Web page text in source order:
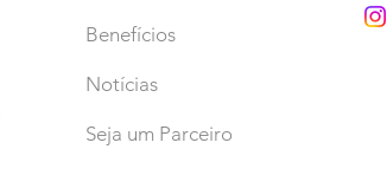
Benefícios
Notícias
Seja um Parceiro